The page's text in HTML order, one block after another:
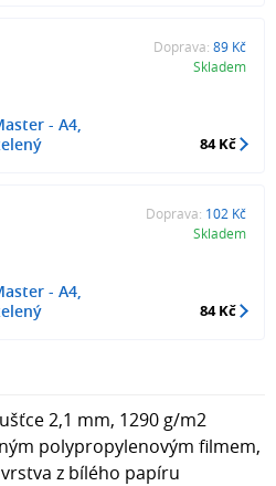
- A4,
Doprava: 89 Kč
Skladem
84 Kč
- A4,
Doprava: 102 Kč
Skladem
84 Kč
2,1 mm, 1290 g/m2
polypropylenovým filmem,
z bílého papíru